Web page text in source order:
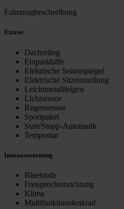
Fahrzeugbeschreibung
Extras
Dachreling
Einparkhilfe
Elektrische Seitenspiegel
Elektrische Sitzeinstellung
Leichtmetallfelgen
Lichtsensor
Regensensor
Sportpaket
Start/Stopp-Automatik
Tempomat
Innenausstattung
Bluetooth
Freisprecheinrichtung
Klima
Multifunktionslenkrad